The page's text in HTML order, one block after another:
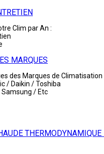
Clim par An :
MARQUES
des Marques de Climatisation
/ Daikin / Toshiba
Samsung / Etc
THERMODYNAMIQUE